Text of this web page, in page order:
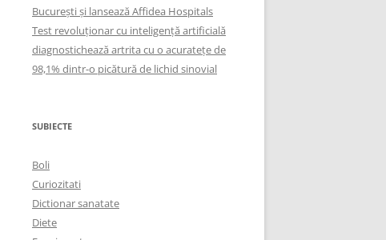
București și lansează Affidea Hospitals
Test revoluționar cu inteligență artificială
diagnostichează artrita cu o acuratețe de
98,1% dintr-o picătură de lichid sinovial
SUBIECTE
Boli
Curiozitati
Dictionar sanatate
Diete